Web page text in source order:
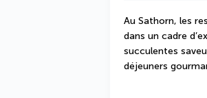
Au Sathorn, les
dans un cadre
succulentes
déjeuners